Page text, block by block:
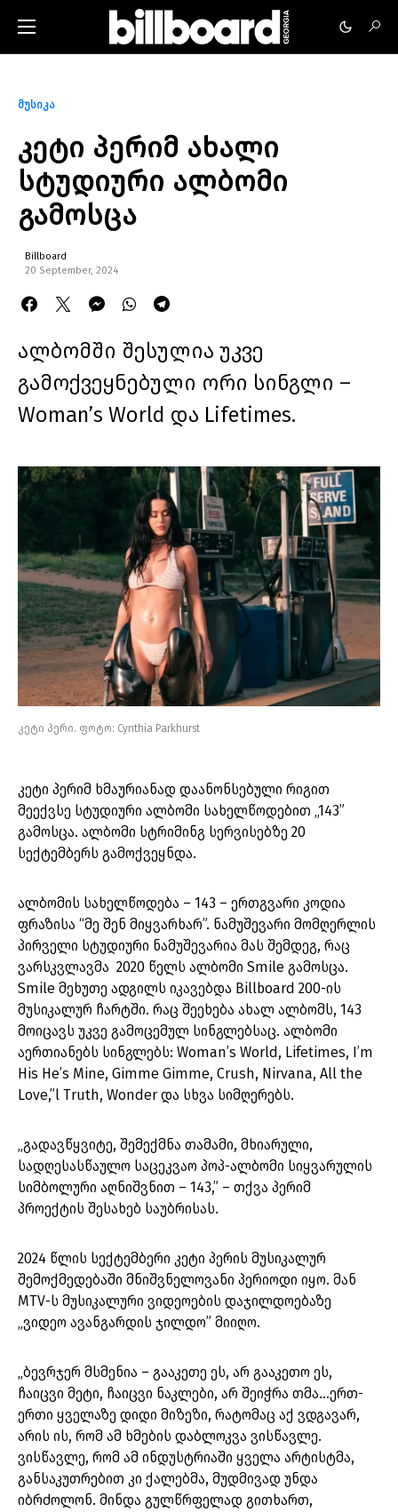
მუსიკა
კეტი პერიმ ახალი
სტუდიური ალბომი
გამოსცა
Billboard
20 September, 2024
ალბომში შესულია უკვე
გამოქვეყნებული ორი სინგლი –
Woman’s World და Lifetimes.
კეტი პერი. ფოტო: Cynthia Parkhurst
კეტი პერიმ ხმაურიანად დაანონსებული რიგით
მეექვსე სტუდიური ალბომი სახელწოდებით „143”
გამოსცა. ალბომი სტრიმინგ სერვისებზე 20
სექტემბერს გამოქვეყნდა.
ალბომის სახელწოდება – 143 – ერთგვარი კოდია
ფრაზისა “მე შენ მიყვარხარ”. ნამუშევარი მომღერლის
პირველი სტუდიური ნამუშევარია მას შემდეგ, რაც
ვარსკვლავმა 2020 წელს ალბომი Smile გამოსცა.
Smile მეხუთე ადგილს იკავებდა Billboard 200-ის
მუსიკალურ ჩარტში. რაც შეეხება ახალ ალბომს, 143
მოიცავს უკვე გამოცემულ სინგლებსაც. ალბომი
აერთიანებს სინგლებს: Woman’s World, Lifetimes, I’m
His He’s Mine, Gimme Gimme, Crush, Nirvana, All the
Love,”l Truth, Wonder და სხვა სიმღერებს.
„გადავწყვიტე, შემექმნა თამამი, მხიარული,
სადღესასწაულო საცეკვაო პოპ-ალბომი სიყვარულის
სიმბოლური აღნიშვნით – 143,” – თქვა პერიმ
პროექტის შესახებ საუბრისას.
2024 წლის სექტემბერი კეტი პერის მუსიკალურ
შემოქმედებაში მნიშვნელოვანი პერიოდი იყო. მან
MTV-ს მუსიკალური ვიდეოების დაჯილდოებაზე
„ვიდეო ავანგარდის ჯილდო” მიიღო.
„ბევრჯერ მსმენია – გააკეთე ეს, არ გააკეთო ეს,
ჩაიცვი მეტი, ჩაიცვი ნაკლები, არ შეიჭრა თმა…ერთ-
ერთი ყველაზე დიდი მიზეზი, რატომაც აქ ვდგავარ,
არის ის, რომ ამ ხმების დაბლოკვა ვისწავლე.
ვისწავლე, რომ ამ ინდუსტრიაში ყველა არტისტმა,
განსაკუთრებით კი ქალებმა, მუდმივად უნდა
იბრძოლონ. მინდა გულწრფელად გითხართ,